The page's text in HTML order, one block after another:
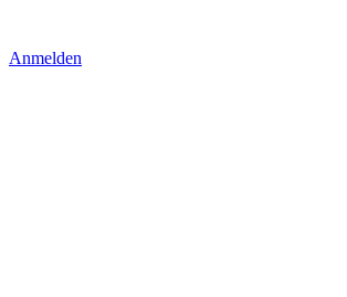
Anmelden